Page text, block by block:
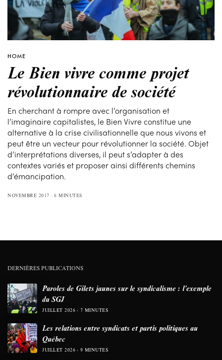
HOME
Le Bien vivre comme projet
révolutionnaire de société
En cherchant à rompre avec l’organisation et
l’imaginaire capitalistes, le Bien Vivre constitue une
alternative à la crise civilisationnelle que nous vivons et
peut être un vecteur pour révolutionner la société. Objet
d’interprétations diverses, il peut s’adapter à des
contextes variés et proposer ainsi différents chemins
d’émancipation.
NOVEMBRE 2017 6 MINUTES
DERNIÈRES PUBLICATIONS
Paroles de Gilets jaunes sur le syndicalisme : l’exemple
du SGJ
JUILLET 2026 7 MINUTES
Les relations entre syndicats et partis politiques au
Québec
JUILLET 2026 9 MINUTES